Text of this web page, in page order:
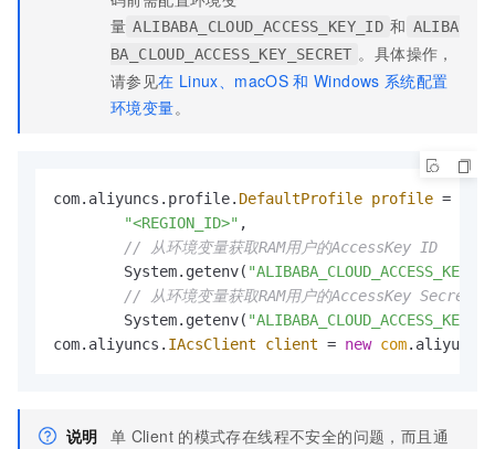
量 ALIBABA_CLOUD_ACCESS_KEY_ID 和 ALIBA
BA_CLOUD_ACCESS_KEY_SECRET 。具体操作，
请参见在 Linux、macOS 和 Windows 系统配置
环境变量。
com.aliyuncs.profile. DefaultProfile profile =
"<REGION_ID>" ,
// 从环境变量获取RAM用户的AccessKey ID
        System.getenv(
// 从环境变量获取RAM用户的AccessKey Secret
        System.getenv(
com.aliyuncs. IAcsClient client = new com
说明 单 Client 的模式存在线程不安全的问题，而且通